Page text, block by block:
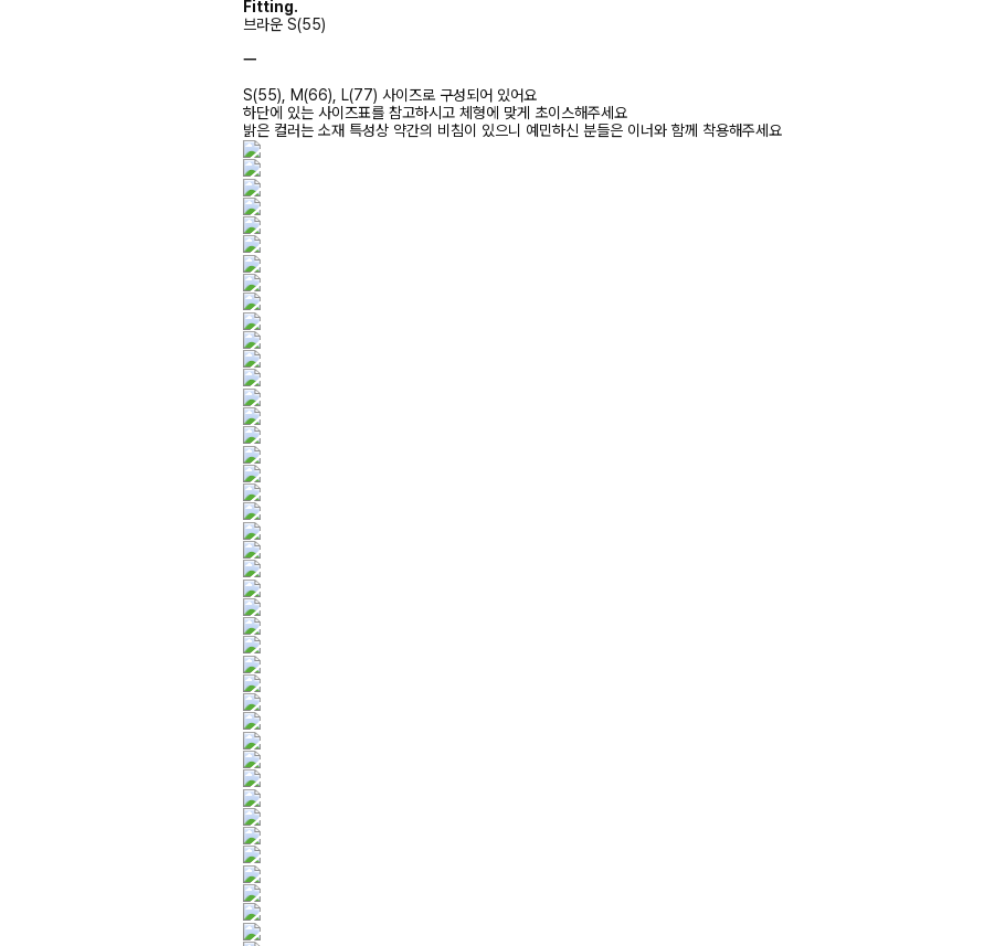
Fitting.
브라운 S(55)
ㅡ
S(55), M(66), L(77) 사이즈로 구성되어 있어요
하단에 있는 사이즈표를 참고하시고 체형에 맞게 초이스해주세요
밝은 컬러는 소재 특성상 약간의 비침이 있으니 예민하신 분들은 이너와 함께 착용해주세요